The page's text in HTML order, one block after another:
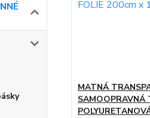
MATNÁ
SAMOOPRAVNÁ